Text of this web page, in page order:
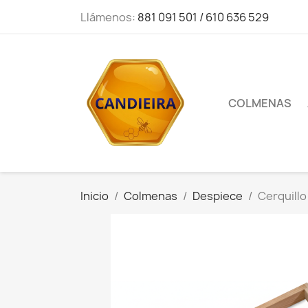
Llámenos: 881 091 501 / 610 636 529
COLMENAS
Inicio Colmenas Despiece Cerquillo